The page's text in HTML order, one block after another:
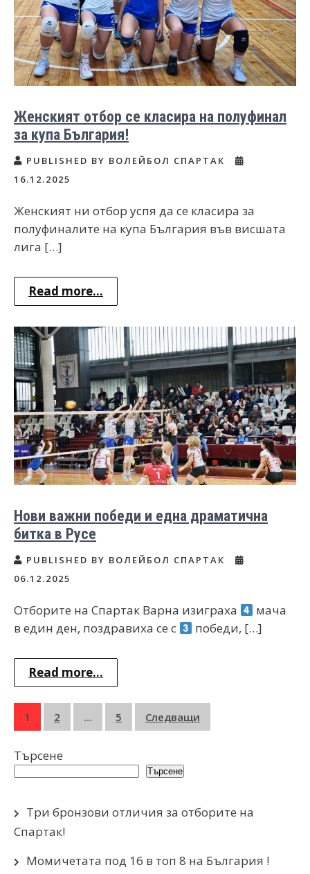
Женският отбор се класира на полуфинал
за купа България!
PUBLISHED BY ВОЛЕЙБОЛ СПАРТАК
16.12.2025
Женският ни отбор успя да се класира за
полуфиналите на купа България във висшата
лига […]
Read more...
Нови важни победи и една драматична
битка в Русе
PUBLISHED BY ВОЛЕЙБОЛ СПАРТАК
06.12.2025
Отборите на Спартак Варна изиграха
мача
в един ден, поздравиха се с
победи, […]
Read more...
Разделяне
публикациите
страници
1 2 … 5 Следващи
Търсене
Търсене
Три бронзови отличия за отборите на
Спартак!
Момичетата под 16 в топ 8 на България !